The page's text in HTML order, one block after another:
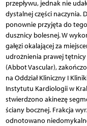
przepływu, jednak nie
dystalnej części naczynia.
ponownie przyjęta do
dusznicy bolesnej. W
gałęzi okalającej za
udrożnienia prawej
(Abbot Vascular),
na Oddział Kliniczny I
Instytutu Kardiologii w
stwierdzono akinezę
ściany bocznej. Frakcja
odnotowano